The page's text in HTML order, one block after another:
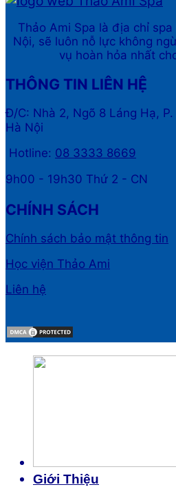
Thảo Ami Spa là địa chỉ
Nội, sẽ luôn nỗ lực không
vụ hoàn hỏa nhất
THÔNG TIN LIÊN HỆ
Đ/C: Nhà 2, Ngõ 8 Láng Hạ,
Hà Nội
Hotline: 08 3333 8669
9h00 - 19h30 Thứ 2 - CN
CHÍNH SÁCH
Chính sách bảo mật thông tin
Học viện Thảo Ami
Liên hệ
Giới Thiệu